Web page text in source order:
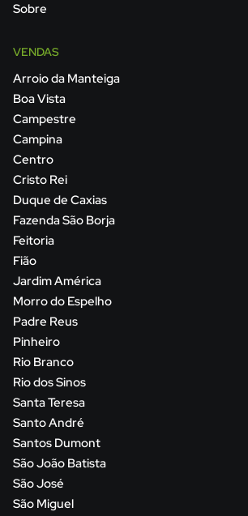
Sobre
VENDAS
Arroio da Manteiga
Boa Vista
Campestre
Campina
Centro
Cristo Rei
Duque de Caxias
Fazenda São Borja
Feitoria
Fião
Jardim América
Morro do Espelho
Padre Reus
Pinheiro
Rio Branco
Rio dos Sinos
Santa Teresa
Santo André
Santos Dumont
São João Batista
São José
São Miguel